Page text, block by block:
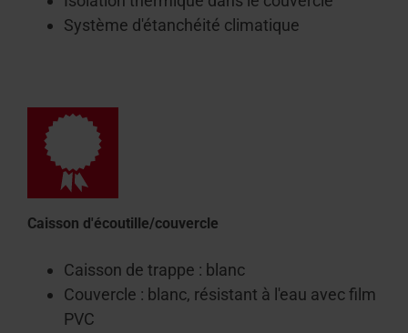
Système d'étanchéité climatique
Caisson d'écoutille/couvercle
Caisson de trappe : blanc
Couvercle : blanc, résistant à l'eau avec film
PVC